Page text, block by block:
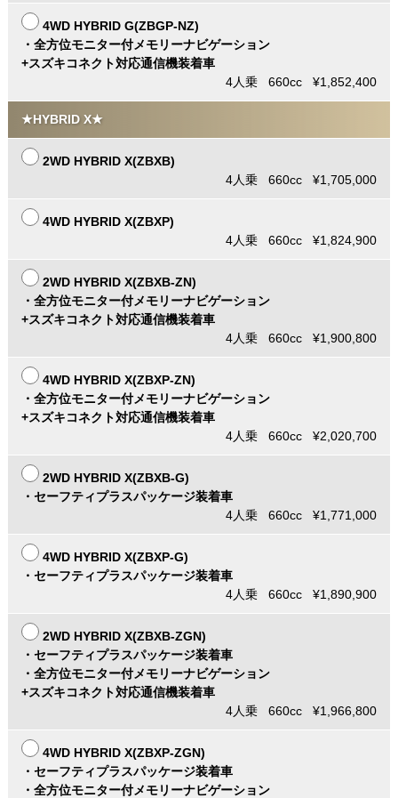
4WD HYBRID G(ZBGP-NZ)
・全方位モニター付メモリーナビゲーション
+スズキコネクト対応通信機装着車
4人乗 660cc ¥1,852,400
★HYBRID X★
2WD HYBRID X(ZBXB)
4人乗 660cc ¥1,705,000
4WD HYBRID X(ZBXP)
4人乗 660cc ¥1,824,900
2WD HYBRID X(ZBXB-ZN)
・全方位モニター付メモリーナビゲーション
+スズキコネクト対応通信機装着車
4人乗 660cc ¥1,900,800
4WD HYBRID X(ZBXP-ZN)
・全方位モニター付メモリーナビゲーション
+スズキコネクト対応通信機装着車
4人乗 660cc ¥2,020,700
2WD HYBRID X(ZBXB-G)
・セーフティプラスパッケージ装着車
4人乗 660cc ¥1,771,000
4WD HYBRID X(ZBXP-G)
・セーフティプラスパッケージ装着車
4人乗 660cc ¥1,890,900
2WD HYBRID X(ZBXB-ZGN)
・セーフティプラスパッケージ装着車
・全方位モニター付メモリーナビゲーション
+スズキコネクト対応通信機装着車
4人乗 660cc ¥1,966,800
4WD HYBRID X(ZBXP-ZGN)
・セーフティプラスパッケージ装着車
・全方位モニター付メモリーナビゲーション